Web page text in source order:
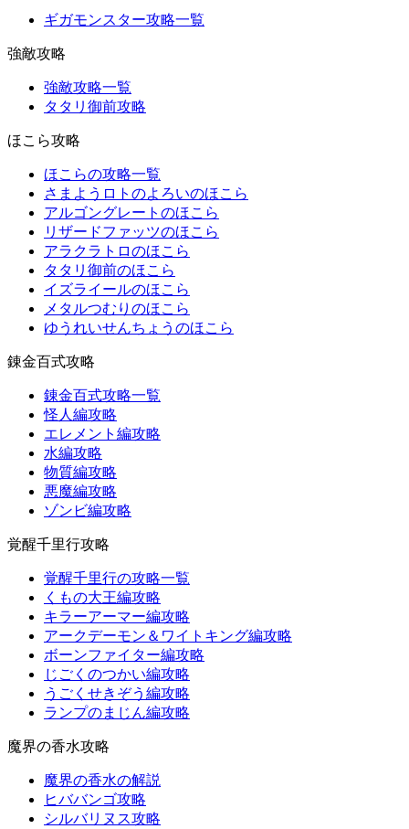
ギガモンスター攻略一覧
強敵攻略
強敵攻略一覧
タタリ御前攻略
ほこら攻略
ほこらの攻略一覧
さまようロトのよろいのほこら
アルゴングレートのほこら
リザードファッツのほこら
アラクラトロのほこら
タタリ御前のほこら
イズライールのほこら
メタルつむりのほこら
ゆうれいせんちょうのほこら
錬金百式攻略
錬金百式攻略一覧
怪人編攻略
エレメント編攻略
水編攻略
物質編攻略
悪魔編攻略
ゾンビ編攻略
覚醒千里行攻略
覚醒千里行の攻略一覧
くもの大王編攻略
キラーアーマー編攻略
アークデーモン＆ワイトキング編攻略
ボーンファイター編攻略
じごくのつかい編攻略
うごくせきぞう編攻略
ランプのまじん編攻略
魔界の香水攻略
魔界の香水の解説
ヒババンゴ攻略
シルバリヌス攻略